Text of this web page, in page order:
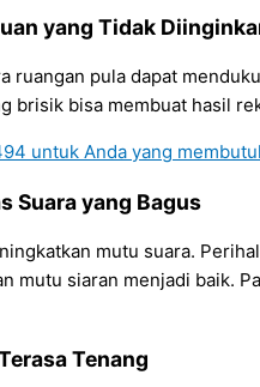
yang Tidak
ruangan pula dapat
brisik bisa membuat hasil
Suara yang Bagus
mutu suara.
mutu siaran menjadi baik.
Tenang